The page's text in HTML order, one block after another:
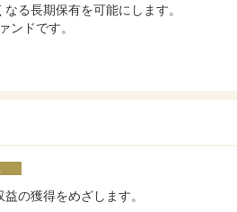
る長期保有を可能にします。
ンドです。
の獲得をめざします。